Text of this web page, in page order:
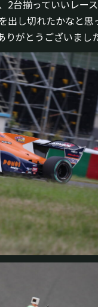
2台揃っていいレー
出し切れたかなと思
がとうございまし